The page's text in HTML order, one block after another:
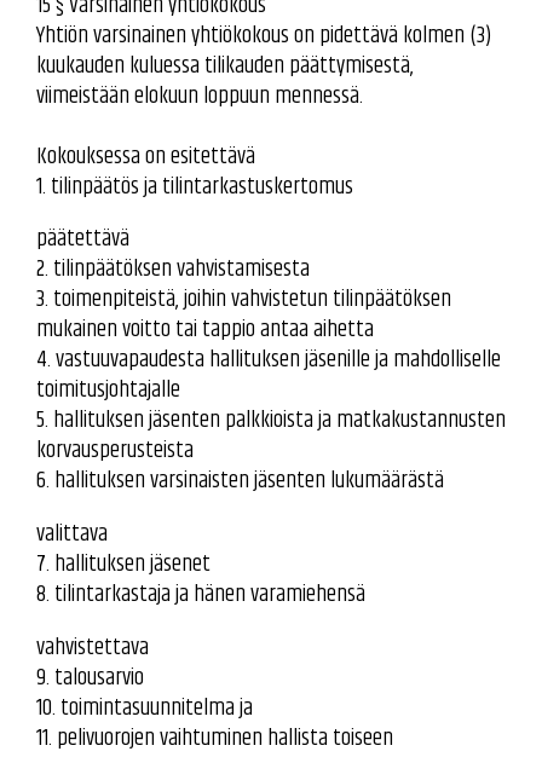
Yhtiön varsinainen yhtiökokous on pidettävä kolmen (3)
kuukauden kuluessa tilikauden päättymisestä,
viimeistään elokuun loppuun mennessä.
Kokouksessa on esitettävä
1. tilinpäätös ja tilintarkastuskertomus
päätettävä
2. tilinpäätöksen vahvistamisesta
3. toimenpiteistä, joihin vahvistetun tilinpäätöksen
mukainen voitto tai tappio antaa aihetta
4. vastuuvapaudesta hallituksen jäsenille ja mahdolliselle
toimitusjohtajalle
5. hallituksen jäsenten palkkioista ja matkakustannusten
korvausperusteista
6. hallituksen varsinaisten jäsenten lukumäärästä
valittava
7. hallituksen jäsenet
8. tilintarkastaja ja hänen varamiehensä
vahvistettava
9. talousarvio
10. toimintasuunnitelma ja
11. pelivuorojen vaihtuminen hallista toiseen